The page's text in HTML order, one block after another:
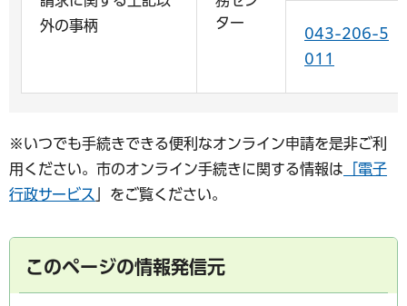
外の事柄
ター
043-206-5
011
※いつでも手続きできる便利なオンライン申請を是非ご利
用ください。市のオンライン手続きに関する情報は 「電子
行政サービス
」をご覧ください。
このページの情報発信元